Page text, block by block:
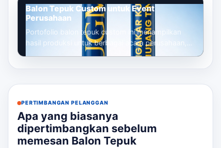
Balon Tepuk Custom untuk Event
Perusahaan
Portofolio balon tepuk custom ini menampilkan
hasil produksi untuk berbagai acara perusahaan,
mulai dari gathering, seminar, launc...
PERTIMBANGAN PELANGGAN
Apa yang biasanya
dipertimbangkan sebelum
memesan Balon Tepuk